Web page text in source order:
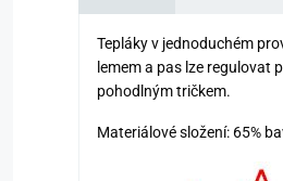
Tepláky v jednoduchém
lemem a pas lze regulovat
pohodlným tričkem.
Materiálové složení: 65%